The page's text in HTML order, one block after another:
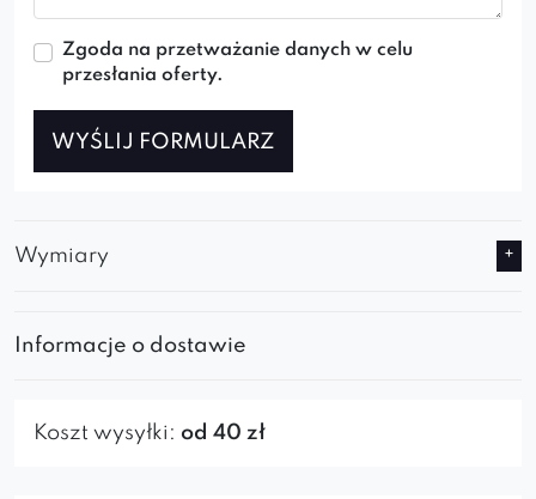
Zgoda na przetważanie danych w celu
przesłania oferty.
WYŚLIJ FORMULARZ
Wymiary
Informacje o dostawie
Koszt wysyłki: od 40 zł